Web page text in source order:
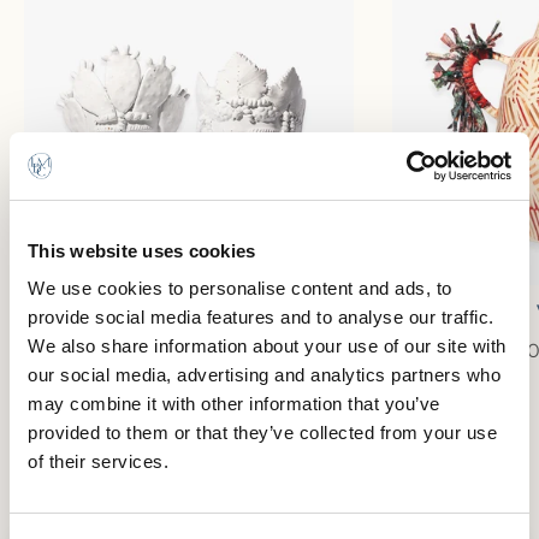
This website uses cookies
We use cookies to personalise content and ads, to
provide social media features and to analyse our traffic.
We also share information about your use of our site with
our social media, advertising and analytics partners who
may combine it with other information that you’ve
provided to them or that they’ve collected from your use
of their services.
Cache Pot Feuilles de Vigne
580,00€
Grand